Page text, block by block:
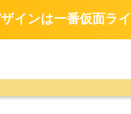
インは一番仮面ラ